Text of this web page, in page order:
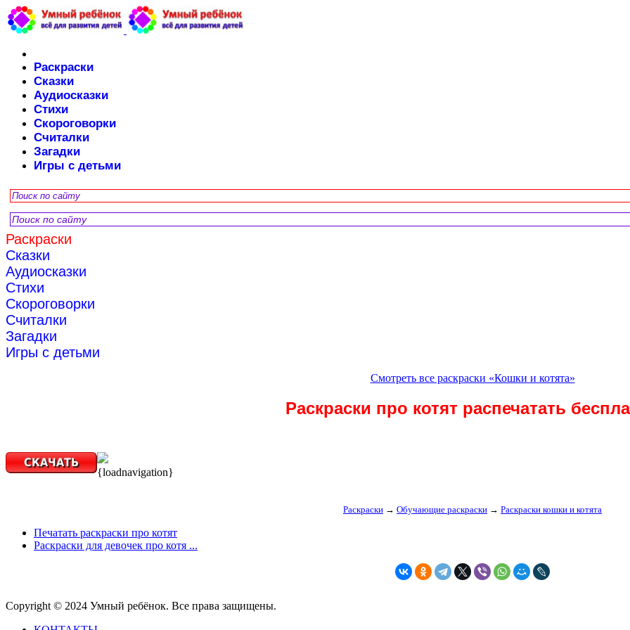
Раскраски
Сказки
Аудиосказки
Стихи
Скороговорки
Считалки
Загадки
Игры с детьми
Раскраски
Сказки
Аудиосказки
Стихи
Скороговорки
Считалки
Загадки
Игры с детьми
Смотреть все раскраски «Кошки и котята»
Раскраски про котят распечатать
{loadnavigation}
Раскраски → Обучающие раскраски → Раскраски кошки и котята
Печатать раскраски про котят
Раскраски для девочек про котя ...
Copyright © 2024 Умный ребёнок. Все права защищены.